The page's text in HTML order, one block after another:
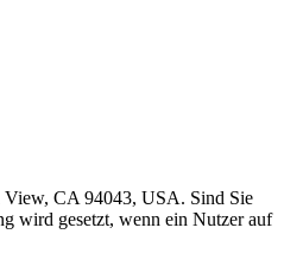
View, CA 94043, USA. Sind Sie
wird gesetzt, wenn ein Nutzer auf